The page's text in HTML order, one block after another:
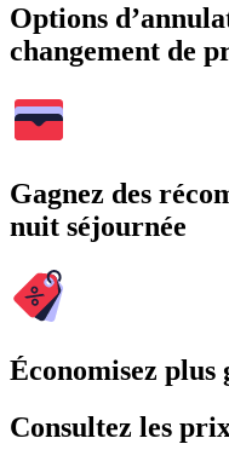
Options
changement de
Gagnez des
nuit séjournée
Économisez
Consultez les